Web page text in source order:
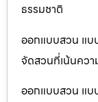
ธรรมชาติ
ออกแบบสวน แบ
จัดสวนที่เน้นควา
ออกแบบสวน แ